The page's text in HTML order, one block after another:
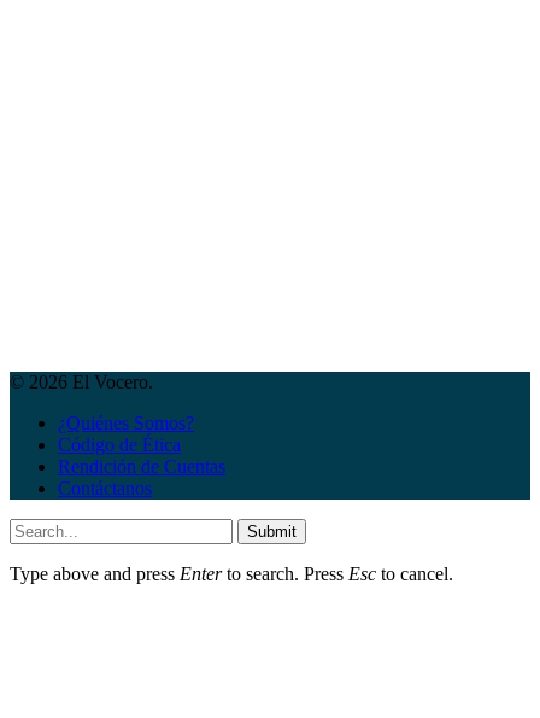
© 2026 El Vocero.
¿Quiénes Somos?
Código de Ética
Rendición de Cuentas
Contáctanos
Submit
Type above and press Enterto search. Press Esc to cancel.